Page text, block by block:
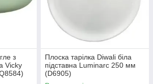
з
Vicky
Плоска тарілка Diwali біла
підставна Luminarc 250 мм
(D6905)